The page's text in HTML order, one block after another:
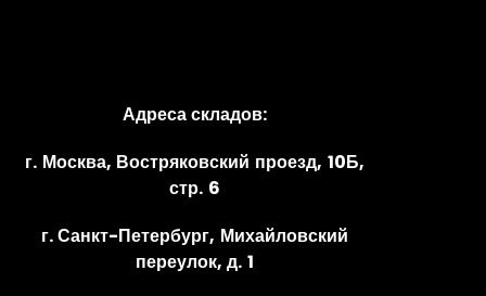
Адреса складов:
г. Москва, Востряковский проезд, 10Б,
стр. 6
г. Санкт-Петербург, Михайловский
переулок, д. 1